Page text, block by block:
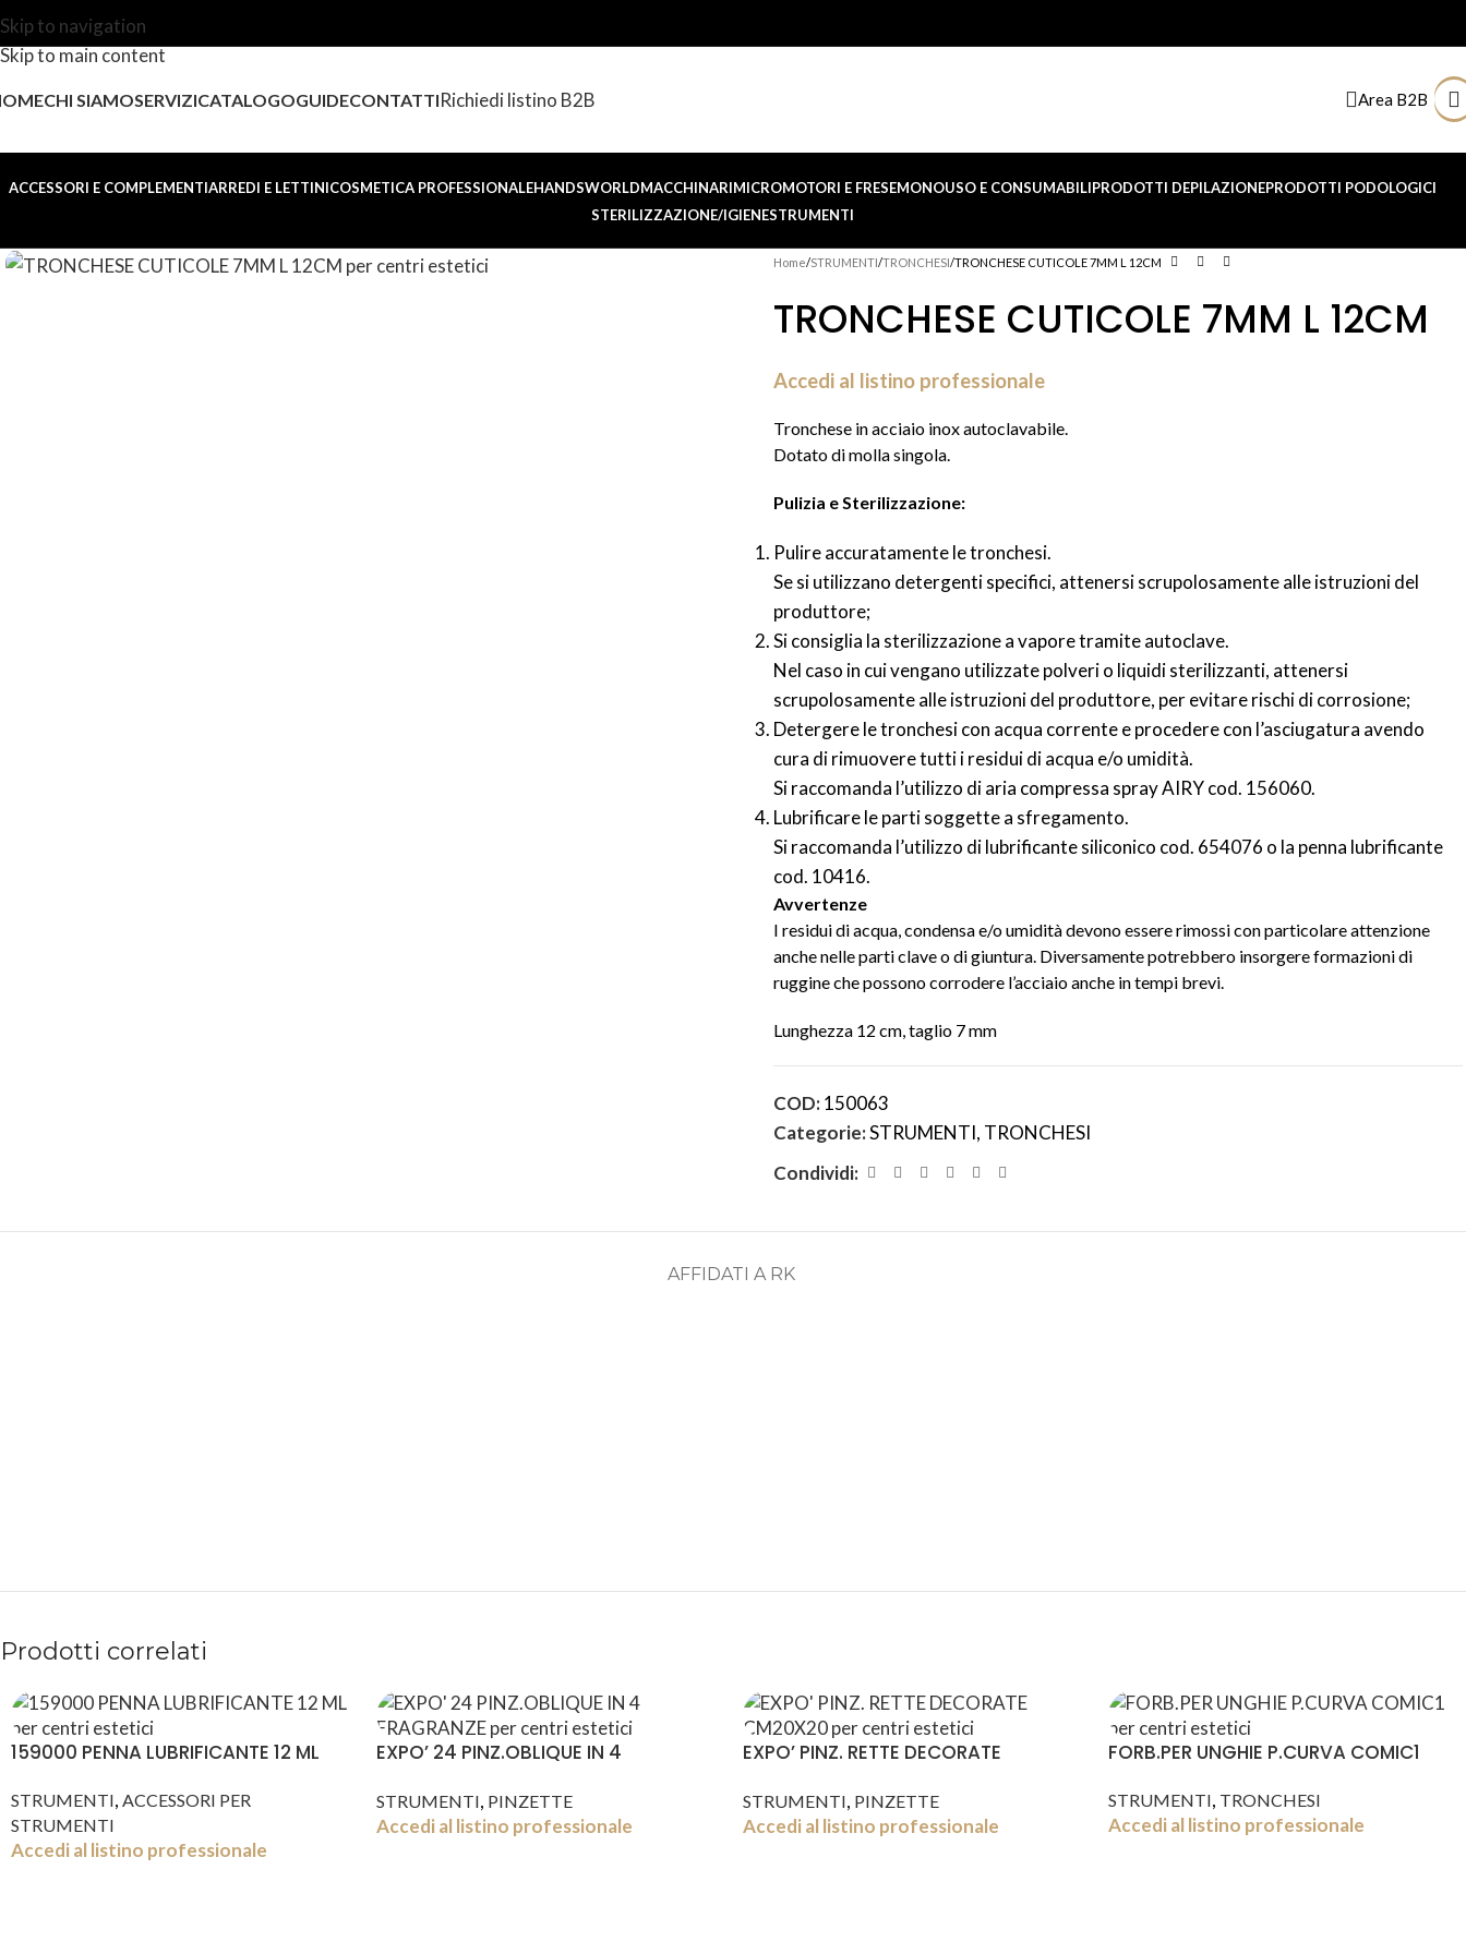
Skip to navigation
Skip to main content
CHI SIAMOSERVIZICATALOGOGUIDECONTATTIRichiedi listino B2B Area B2B
ACCESSORI E COMPLEMENTIARREDI E LETTINICOSMETICA PROFESSIONALEHANDSWORLDMACCHINARIMICROMOTORI E FRESEMONOUSO E CONSUMABILIPRODOTTI DEPILAZIONEPRODOTTI PODOLOGICI
STERILIZZAZIONE/IGIENESTRUMENTI
Home STRUMENTI TRONCHESI TRONCHESE CUTICOLE 7MM L 12CM
TRONCHESE CUTICOLE 7MM L 12CM
Accedi al listino professionale
Tronchese in acciaio inox autoclavabile.
Dotato di molla singola.
Pulizia e Sterilizzazione:
Pulire accuratamente le tronchesi.
Se si utilizzano detergenti specifici, attenersi scrupolosamente alle istruzioni del
produttore;
Si consiglia la sterilizzazione a vapore tramite autoclave.
Nel caso in cui vengano utilizzate polveri o liquidi sterilizzanti, attenersi
scrupolosamente alle istruzioni del produttore, per evitare rischi di corrosione;
Detergere le tronchesi con acqua corrente e procedere con l’asciugatura avendo
cura di rimuovere tutti i residui di acqua e/o umidità.
Si raccomanda l’utilizzo di aria compressa spray AIRY cod. 156060.
Lubrificare le parti soggette a sfregamento.
Si raccomanda l’utilizzo di lubrificante siliconico cod. 654076 o la penna lubrificante
cod. 10416.
Avvertenze
I residui di acqua, condensa e/o umidità devono essere rimossi con particolare attenzione
anche nelle parti clave o di giuntura. Diversamente potrebbero insorgere formazioni di
ruggine che possono corrodere l’acciaio anche in tempi brevi.
Lunghezza 12 cm, taglio 7 mm
COD:150063
Categorie:STRUMENTI, TRONCHESI
Condividi:
AFFIDATI A RK
Prodotti correlati
159000 PENNA LUBRIFICANTE 12 ML
STRUMENTI, ACCESSORI PER
STRUMENTI
Accedi al listino professionale
EXPO’ 24 PINZ.OBLIQUE IN 4
STRUMENTI, PINZETTE
Accedi al listino professionale
EXPO’ PINZ. RETTE DECORATE
STRUMENTI, PINZETTE
Accedi al listino professionale
FORB.PER UNGHIE P.CURVA COMIC1
STRUMENTI, TRONCHESI
Accedi al listino professionale